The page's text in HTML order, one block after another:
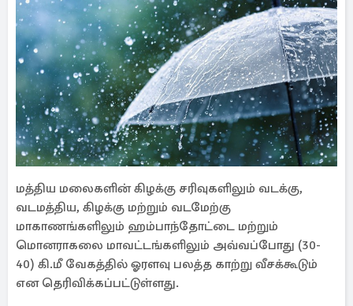
மத்திய மலைகளின் கிழக்கு சரிவுகளிலும் வடக்கு,
வடமத்திய, கிழக்கு மற்றும் வடமேற்கு
மாகாணங்களிலும் ஹம்பாந்தோட்டை மற்றும்
மொனராகலை மாவட்டங்களிலும் அவ்வப்போது (30-
40) கி.மீ வேகத்தில் ஓரளவு பலத்த காற்று வீசக்கூடும்
என தெரிவிக்கப்பட்டுள்ளது.